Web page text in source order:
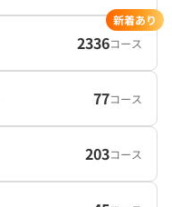
2336コース
新着あり
77コース
203コース